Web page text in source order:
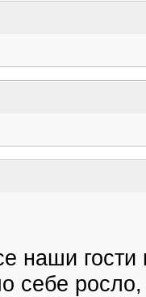
наши гости
себе